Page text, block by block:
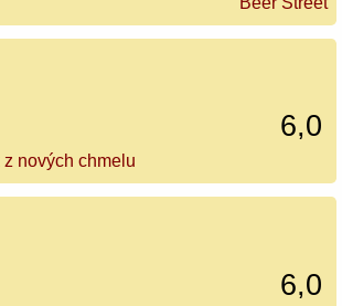
6,0
nových chmelu
6,0